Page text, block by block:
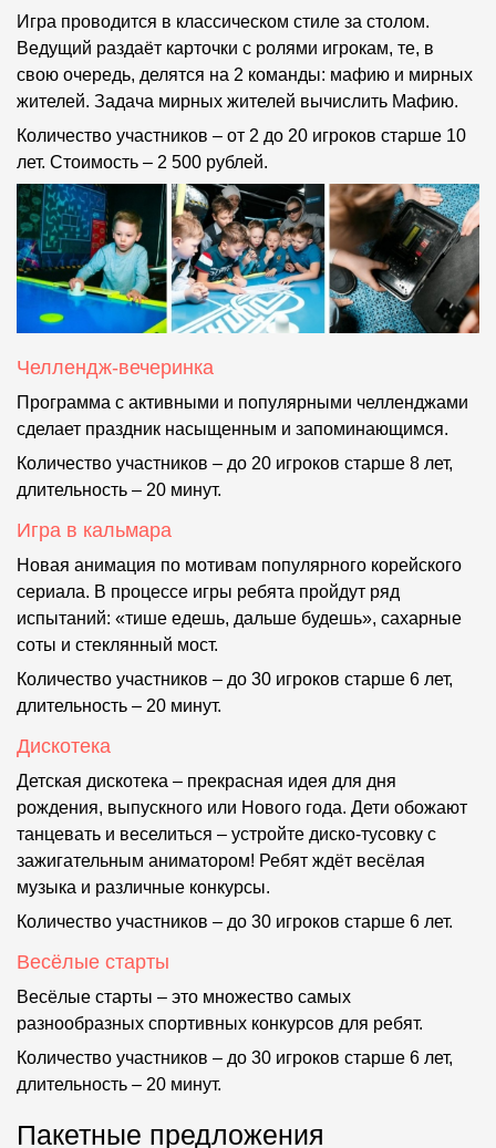
Игра проводится в классическом стиле за столом.
Ведущий раздаёт карточки с ролями игрокам, те, в
свою очередь, делятся на 2 команды: мафию и мирных
жителей. Задача мирных жителей вычислить Мафию.
Количество участников – от 2 до 20 игроков старше 10
лет. Стоимость – 2 500 рублей.
Челлендж-вечеринка
Программа с активными и популярными челленджами
сделает праздник насыщенным и запоминающимся.
Количество участников – до 20 игроков старше 8 лет,
длительность – 20 минут.
Игра в кальмара
Новая анимация по мотивам популярного корейского
сериала. В процессе игры ребята пройдут ряд
испытаний: «тише едешь, дальше будешь», сахарные
соты и стеклянный мост.
Количество участников – до 30 игроков старше 6 лет,
длительность – 20 минут.
Дискотека
Детская дискотека – прекрасная идея для дня
рождения, выпускного или Нового года. Дети обожают
танцевать и веселиться – устройте диско-тусовку с
зажигательным аниматором! Ребят ждёт весёлая
музыка и различные конкурсы.
Количество участников – до 30 игроков старше 6 лет.
Весёлые старты
Весёлые старты – это множество самых
разнообразных спортивных конкурсов для ребят.
Количество участников – до 30 игроков старше 6 лет,
длительность – 20 минут.
Пакетные предложения